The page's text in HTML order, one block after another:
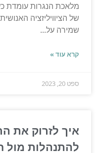
מלאכת הנגרות עומדת
של הציוויליזציה
שמירה על...
קרא עוד »
ספט 20, 2023
איך לזרוק את
להתנהלות מול